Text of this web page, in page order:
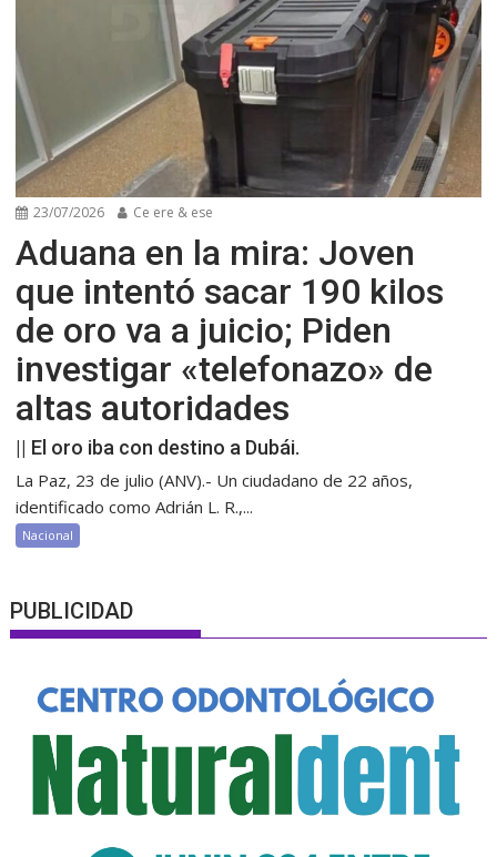
23/07/2026 Ce ere & ese
Aduana en la mira: Joven
que intentó sacar 190 kilos
de oro va a juicio; Piden
investigar «telefonazo» de
altas autoridades
|| El oro iba con destino a Dubái.
La Paz, 23 de julio (ANV).- Un ciudadano de 22 años,
identificado como Adrián L. R.,...
Nacional
PUBLICIDAD